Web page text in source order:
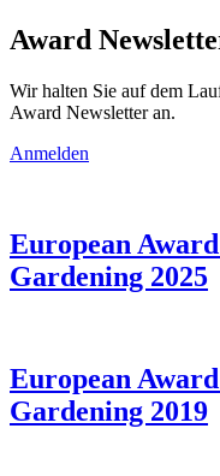
Award
Wir halten Sie auf dem
Award Newsletter an.
Anmelden
European
Gardening 2025
European
Gardening 2019